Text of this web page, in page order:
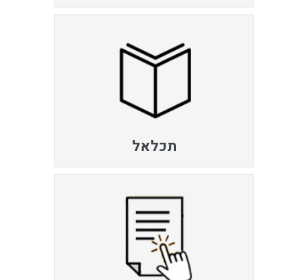
תכלאל